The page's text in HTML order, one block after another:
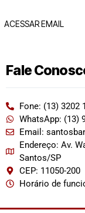
ACESSAR EMAIL
Fale
Fone: (13) 3202
WhatsApp: (13)
Email:
Endereço: Av.
Santos/SP
CEP: 11050-200
Horário de